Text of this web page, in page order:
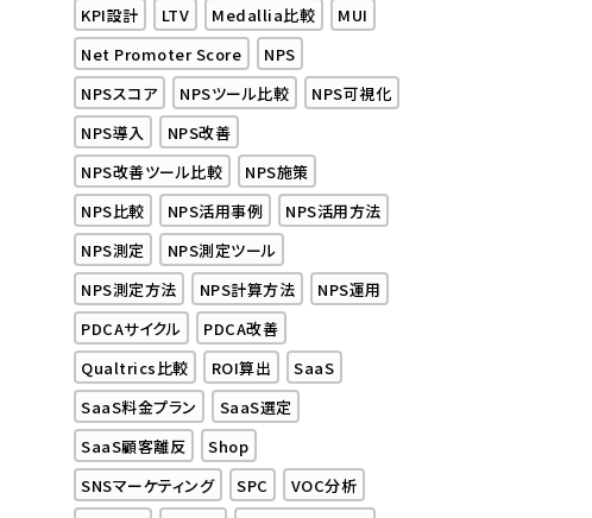
KPI設計
LTV Medallia比較
MUI
Net Promoter Score
NPS
NPSスコア
NPSツール比較
NPS可視化
NPS導入
NPS改善
NPS改善ツール比較
NPS施策
NPS比較
NPS活用事例
NPS活用方法
NPS測定
NPS測定ツール
NPS測定方法
NPS計算方法
NPS運用
PDCAサイクル
PDCA改善
Qualtrics比較
ROI算出
SaaS
SaaS料金プラン
SaaS選定
SaaS顧客離反
Shop
SNSマーケティング
SPC
VOC分析